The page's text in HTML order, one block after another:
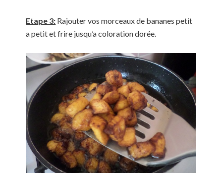
Etape 3: Rajouter vos morceaux de bananes petit
a petit et frire jusqu’a coloration dorée.